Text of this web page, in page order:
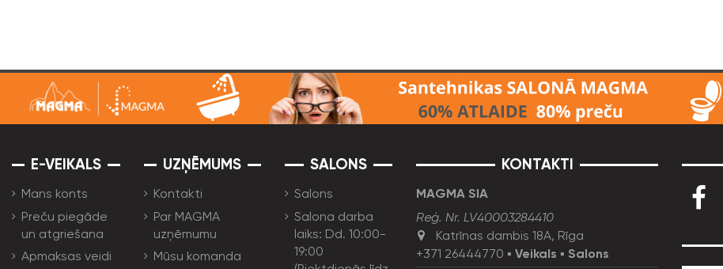
E-VEIKALS
Mans konts
Preču piegāde
un atgriešana
Apmaksas veidi
UZŅĒMUMS
Kontakti
Par MAGMA
uzņēmumu
Mūsu komanda
SALONS
Salons
Salona darba
laiks: Dd. 10:00-
19:00
KONTAKTI
MAGMA SIA
Reģ. Nr. LV40003284410
Katrīnas dambis 18A, Rīga
+371 26444770 ▪ Veikals ▪ Salons